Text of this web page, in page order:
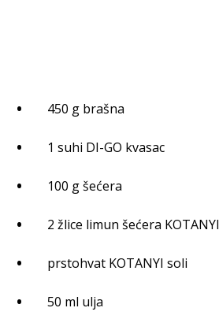
450 g brašna
1 suhi DI-GO kvasac
100 g šećera
2 žlice limun šećera KOTANYI
prstohvat KOTANYI soli
50 ml ulja